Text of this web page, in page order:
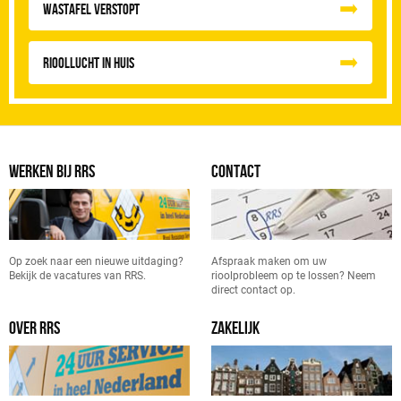
Wastafel Verstopt
Rioollucht in huis
WERKEN BIJ RRS
Op zoek naar een nieuwe uitdaging?
Bekijk de vacatures van RRS.
CONTACT
Afspraak maken om uw
rioolprobleem op te lossen? Neem
direct contact op.
OVER RRS ZAKELIJK